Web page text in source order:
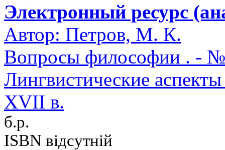
Электронный ресурс
Автор: Петров, М. К.
Вопросы философии . -
Лингвистические
XVII в.
б.р.
ISBN відсутній